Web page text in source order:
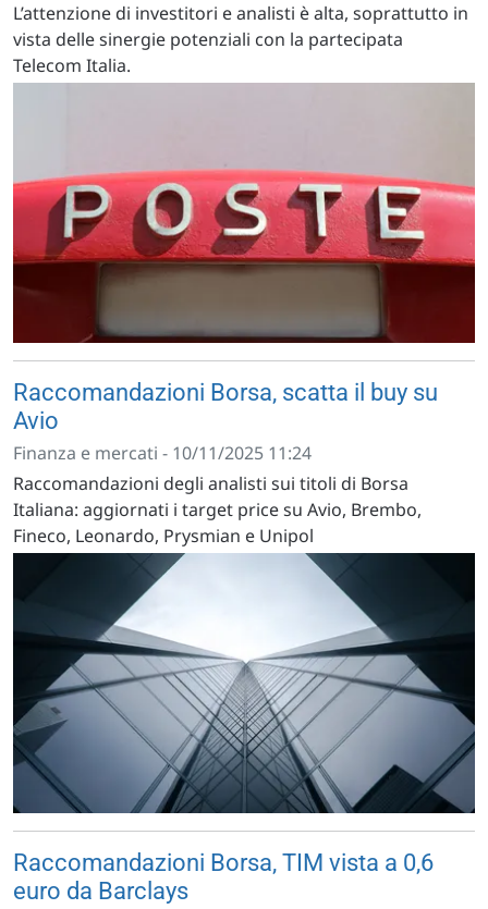
L’attenzione di investitori e analisti è alta, soprattutto in
vista delle sinergie potenziali con la partecipata
Telecom Italia.
Raccomandazioni Borsa, scatta il buy su
Avio
Finanza e mercati - 10/11/2025 11:24
Raccomandazioni degli analisti sui titoli di Borsa
Italiana: aggiornati i target price su Avio, Brembo,
Fineco, Leonardo, Prysmian e Unipol
Raccomandazioni Borsa, TIM vista a 0,6
euro da Barclays